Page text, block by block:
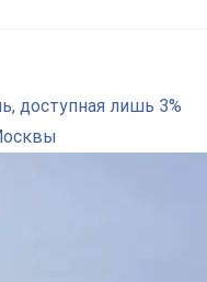
доступная лишь 3%